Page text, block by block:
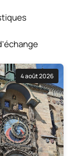
4 août 2026